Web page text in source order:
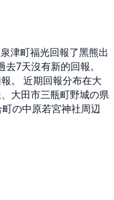
津町福光回報了黑熊出
7天沒有新的回報。
。 近期回報分布在大
大田市三瓶町野城の県
の中原若宮神社周辺